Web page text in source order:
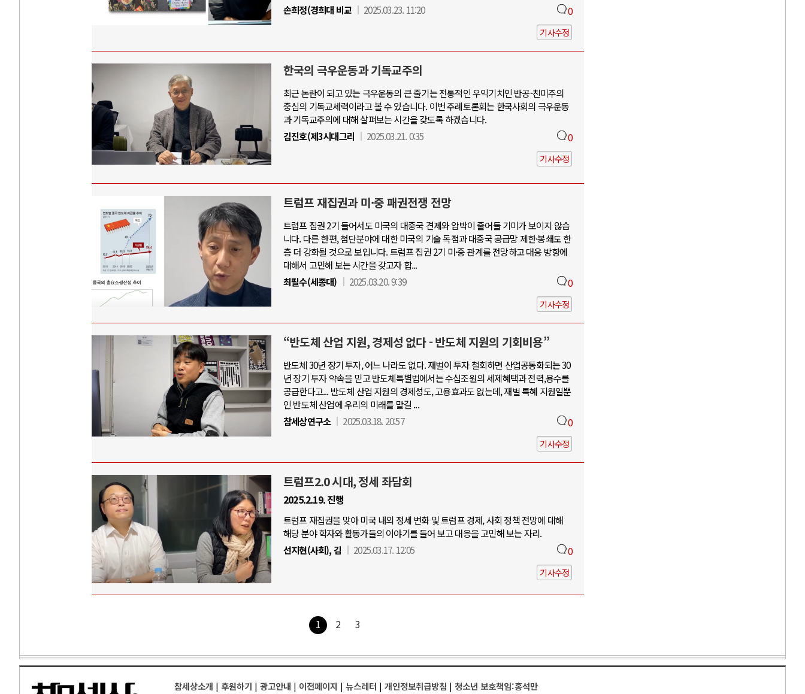
손희정(경희대 비교
2025.03.23. 11:20 0
기사수정
한국의 극우운동과 기독교주의
최근 논란이 되고 있는 극우운동의 큰 줄기는 전통적인 우익기치인 반공-친미주의
중심의 기독교세력이라고 볼 수 있습니다. 이번 주례토론회는 한국사회의 극우운동
과 기독교주의에 대해 살펴보는 시간을 갖도록 하겠습니다.
김진호(제3시대그리
2025.03.21. 0:35 0
기사수정
트럼프 재집권과 미·중 패권전쟁 전망
트럼프 집권 2기 들어서도 미국의 대중국 견제와 압박이 줄어들 기미가 보이지 않습
니다. 다른 한편, 첨단분야에 대한 미국의 기술 독점과 대중국 공급망 제한·봉쇄도 한
층 더 강화될 것으로 보입니다. 트럼프 집권 2기 미·중 관계를 전망하고 대응 방향에
대해서 고민해 보는 시간을 갖고자 합...
최필수(세종대)
2025.03.20. 9:39 0
기사수정
“반도체 산업 지원, 경제성 없다 - 반도체 지원의 기회비용”
반도체 30년 장기 투자, 어느 나라도 없다. 재벌이 투자 철회하면 산업공동화되는 30
년 장기 투자 약속을 믿고 반도체특별법에서는 수십조원의 세제혜택과 전력,용수를
공급한다고... 반도체 산업 지원의 경제성도, 고용효과도 없는데, 재벌 특혜 지원일뿐
인 반도체 산업에 우리의 미래를 맡길 ...
참세상연구소
2025.03.18. 20:57 0
기사수정
트럼프2.0 시대, 정세 좌담회
2025.2.19. 진행
트럼프 재집권을 맞아 미국 내외 정세 변화 및 트럼프 경제, 사회 정책 전망에 대해
해당 분야 학자와 활동가들의 이야기를 들어 보고 대응을 고민해 보는 자리.
선지현(사회), 김
2025.03.17. 12:05 0
기사수정
1 2 3
참세상소개 | 후원하기 | 광고안내 | 이전페이지 | 뉴스레터 | 개인정보취급방침 | 청소년 보호책임:홍석만